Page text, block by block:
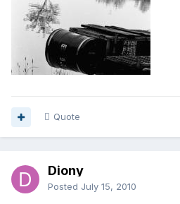
Quote
Diony
Posted July 15, 2010